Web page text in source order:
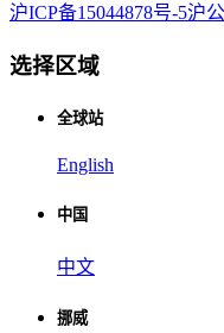
沪ICP备15044878号-5沪
选择区域
全球站
English
中国
中文
挪威